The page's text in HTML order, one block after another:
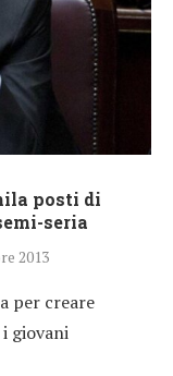
posti di
seria
2013
per creare
giovani